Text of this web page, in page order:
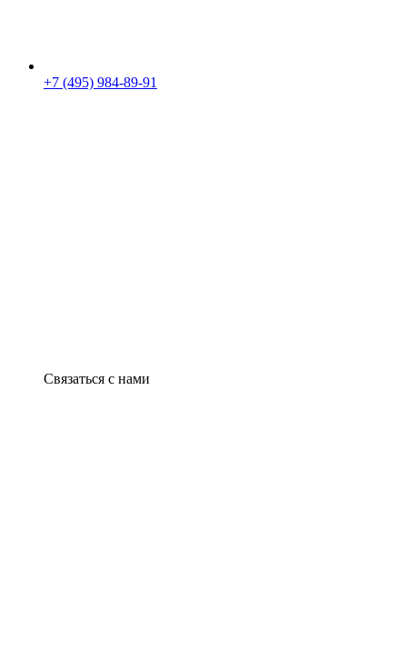
+7 (495) 984-89-91
Связаться с нами